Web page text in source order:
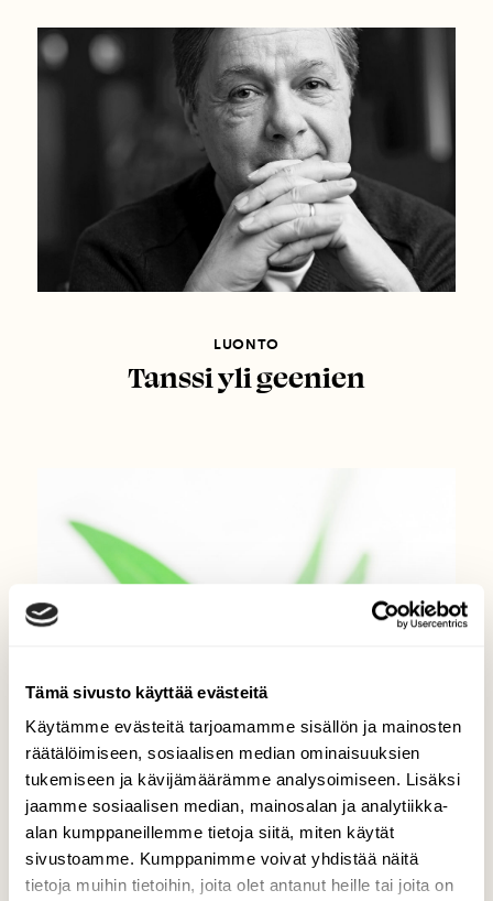
Tämä sivusto käyttää evästeitä
Käytämme evästeitä tarjoamamme sisällön ja mainosten
räätälöimiseen, sosiaalisen median ominaisuuksien
tukemiseen ja kävijämäärämme analysoimiseen. Lisäksi
jaamme sosiaalisen median, mainosalan ja analytiikka-
alan kumppaneillemme tietoja siitä, miten käytät
sivustoamme. Kumppanimme voivat yhdistää näitä
tietoja muihin tietoihin, joita olet antanut heille tai joita on
LUONTO
Tanssi yli geenien
Tilaajille ILMIÖT
Perimä on muutakin kuin
geenejä